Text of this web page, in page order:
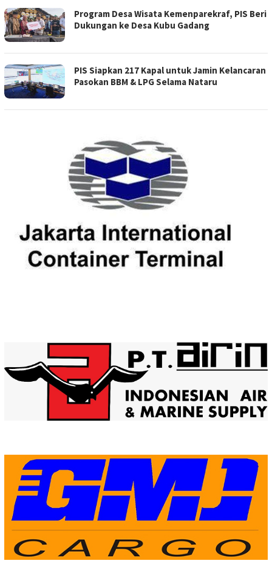
Program Desa Wisata Kemenparekraf, PIS Beri
Dukungan ke Desa Kubu Gadang
PIS Siapkan 217 Kapal untuk Jamin Kelancaran
Pasokan BBM & LPG Selama Nataru